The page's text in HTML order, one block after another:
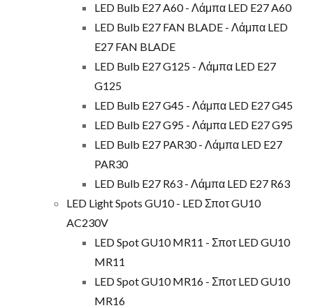
LED Bulb E27 A60 - Λάμπα LED E27 A60
LED Bulb E27 FAN BLADE - Λάμπα LED
E27 FAN BLADE
LED Bulb E27 G125 - Λάμπα LED E27
G125
LED Bulb E27 G45 - Λάμπα LED E27 G45
LED Bulb E27 G95 - Λάμπα LED E27 G95
LED Bulb E27 PAR30 - Λάμπα LED E27
PAR30
LED Bulb E27 R63 - Λάμπα LED E27 R63
LED Light Spots GU10 - LED Σποτ GU10
AC230V
LED Spot GU10 MR11 - Σποτ LED GU10
MR11
LED Spot GU10 MR16 - Σποτ LED GU10
MR16